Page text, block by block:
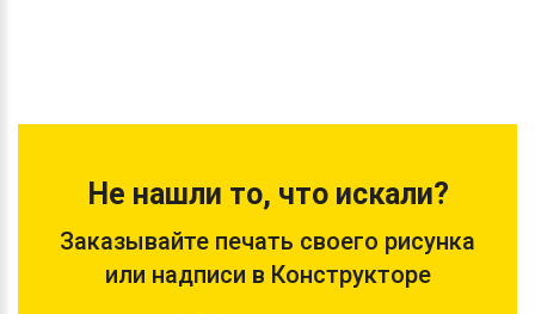
Не нашли то, что искали?
Заказывайте печать своего рисунка
или надписи в Конструкторе